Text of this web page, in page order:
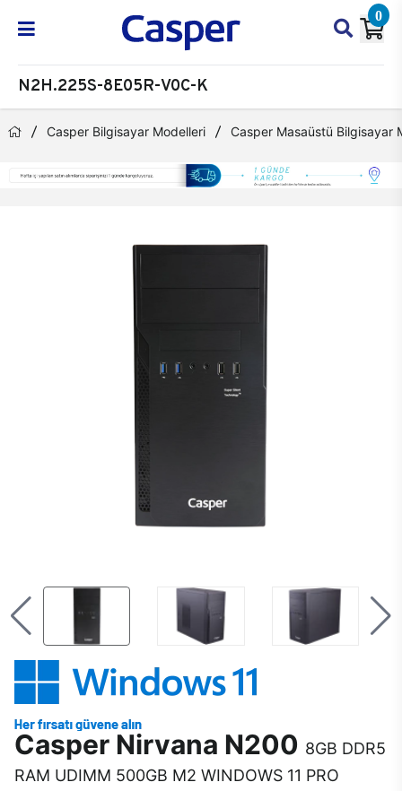
0
N2H.225S-8E05R-V0C-K
Casper Bilgisayar Modelleri Casper Masaüstü Bilgisayar
Casper Nirvana N200 8GB DDR5
RAM UDIMM 500GB M2 WINDOWS 11 PRO